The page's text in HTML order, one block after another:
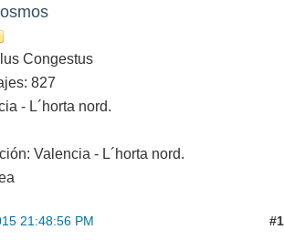
Congestus
827
- L´horta nord.
Valencia - L´horta nord.
21:48:56 PM #1